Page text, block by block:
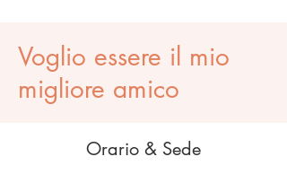
Voglio essere il mio
migliore amico
Orario & Sede